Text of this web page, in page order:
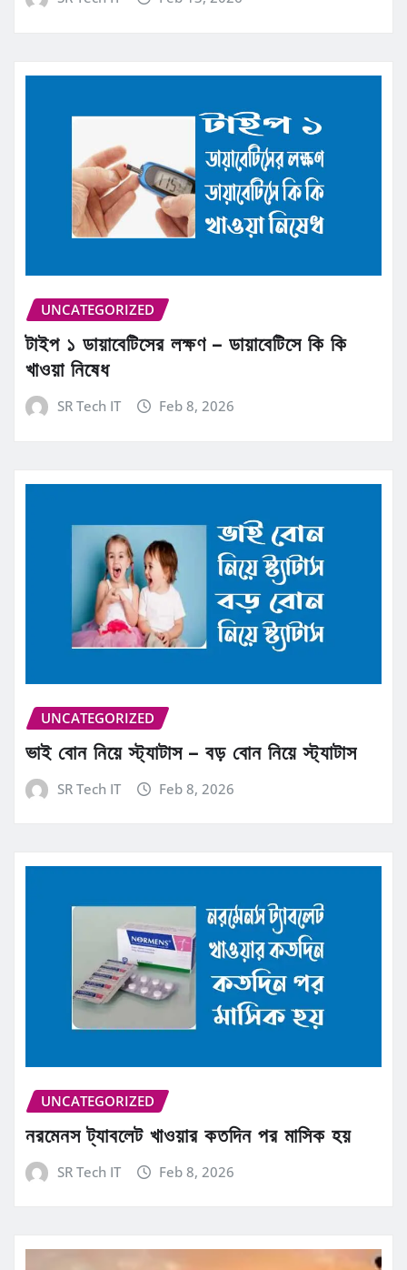
UNCATEGORIZED
টাইপ ১ ডায়াবেটিসের লক্ষণ – ডায়াবেটিসে কি কি
খাওয়া নিষেধ
SR Tech IT Feb 8, 2026
UNCATEGORIZED
ভাই বোন নিয়ে স্ট্যাটাস – বড় বোন নিয়ে স্ট্যাটাস
SR Tech IT Feb 8, 2026
UNCATEGORIZED
নরমেনস ট্যাবলেট খাওয়ার কতদিন পর মাসিক হয়
SR Tech IT Feb 8, 2026